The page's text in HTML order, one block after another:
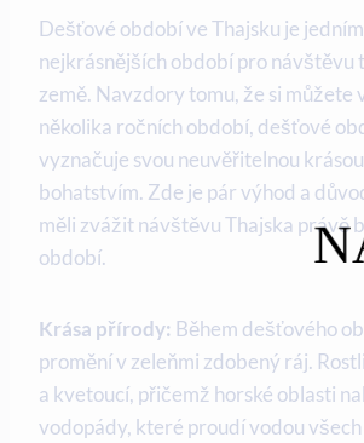
Dešťové období ve Thajsku je
nejkrásnějších období pro návštěvu
země. Navzdory tomu, že si můžete
několika ročních období, dešťové
vyznačuje svou neuvěřitelnou
bohatstvím. Zde je pár výhod a
měli zvážit návštěvu Thajska právě
období.
Krása přírody: Během dešťového
promění v zeleňmi zdobený ráj.
a kvetoucí, přičemž horské oblasti
vodopády, které proudí vodou všech